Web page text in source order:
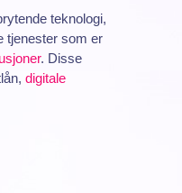
teknologi,
tjenester som er
. Disse
digitale